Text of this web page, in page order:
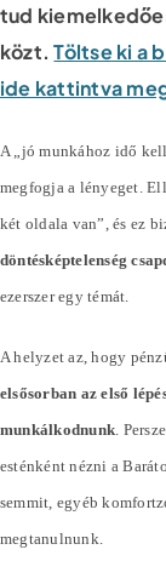
tud
közt. Töltse ki a
ide kattintva
A „jó munkához idő
megfogja a lényeget.
két oldala van”, és ez
döntésképtelenség
ezerszer egy témát.
A helyzet az, hogy
elsősorban az első
munkálkodnunk .
esténként nézni a
semmit, egyéb
megtanulnunk.